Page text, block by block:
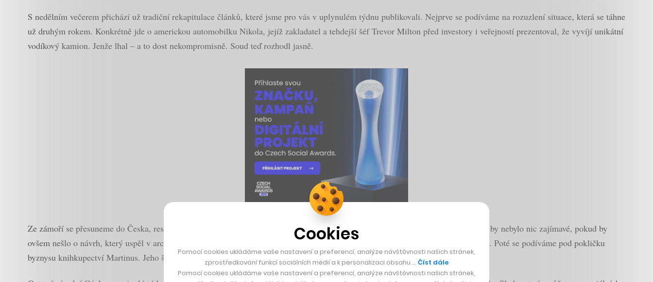
S nedělním večerem přichází už tradiční rekapitulace článků, které jsme pro vás v uplynulém týdnu publikovali. Nejprve se podíváme na rozuzlení situace, která se táhne
už druhým rokem. Konkrétně jde o americkou automobilku Nikola, jejíž zakladatel a tehdejší šéf Trevor Milton před investory i veřejností prezentoval, že vyvíjí unikátní
vodíkový kamion. Jenže lhal – a to dost nekompromisně. Soud teď rozhodl jasně.
Ze zámoří se přesuneme do Česka, respektive do Litomyšle, kde síť supermarketů Lidl nechala vybudovat novou pobočku. Na tom by nebylo nic zajímavé, pokud by
ovšem nešlo o návrh, který uspěl v architektonické soutěži. A nutno podotknout, že vypadá skutečně odlišně od ostatních prodejen. Poté se podíváme pod pokličku
byznysu knihkupectví Martinus. Jeho šéf Martin Meška je totiž dobrým příkladem, jak se má byznys dělat.
Cookies
Pomocí cookies ukládáme vaše nastavení a preferencí, analýze návštěvnosti našich stránek,
zprostředkování funkcí sociálních médií a k personalizaci obsahu … Číst dále
Pomocí cookies ukládáme vaše nastavení a preferencí, analýze návštěvnosti našich stránek,